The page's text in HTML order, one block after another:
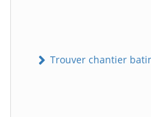
Trouver chantier